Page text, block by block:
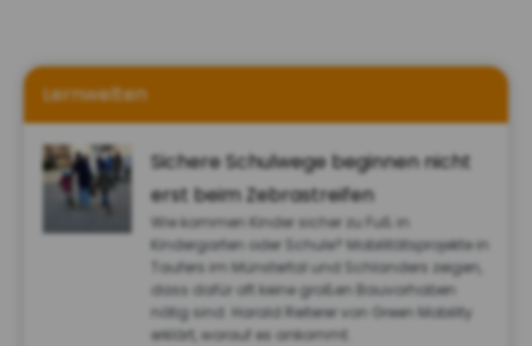
Lernwelten
Sichere Schulwege beginnen nicht
erst beim Zebrastreifen
Wie kommen Kinder sicher zu Fuß in
Kindergarten oder Schule? Mobilitätsprojekte in
Taufers im Münstertal und Schlanders zeigen,
dass dafür oft keine großen Bauvorhaben
nötig sind. Harald Reiterer von Green Mobility
erklärt, worauf es ankommt.